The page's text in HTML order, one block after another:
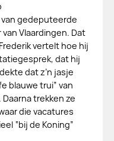
gedeputeerde
Vlaardingen. Dat
vertelt hoe hij
dat hij
dat z’n jasje
blauwe trui” van
trekken ze
die vacatures
“bij de Koning”